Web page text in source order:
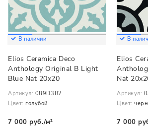
В наличии
Elios Ceramica Deco
Anthology Original B Light
Blue Nat 20x20
Артикул: 089D3B2
Цвет: голубой
7 000 руб./м²
В
Elios
Nat
Артикул:
Цвет:
7 000